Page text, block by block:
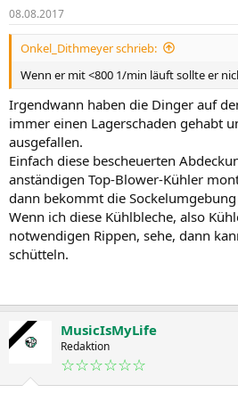
08.08.2017
Onkel_Dithmeyer schrieb:
Wenn er mit <800 1/min läuft sollte er
Irgendwann haben die Dinger auf
immer einen Lagerschaden gehabt
ausgefallen.
Einfach diese bescheuerten
anständigen Top-Blower-Kühler
dann bekommt die
Wenn ich diese Kühlbleche, also
notwendigen Rippen, sehe, dann
schütteln.
MusicIsMyLife
Redaktion
☆☆☆☆☆☆